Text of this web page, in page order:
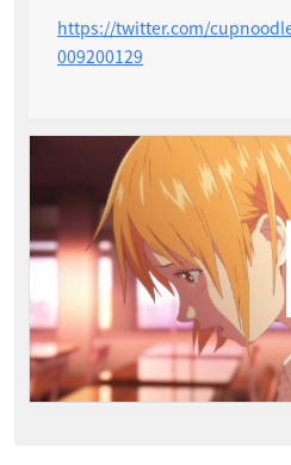
https://twitter.com/
009200129